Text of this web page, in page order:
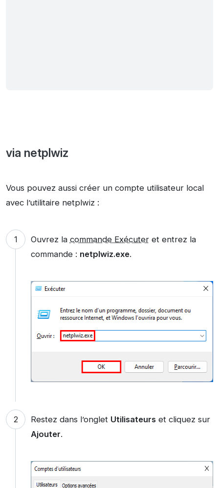
via netplwiz
Vous pouvez aussi créer un compte utilisateur local
avec l’utilitaire netplwiz :
Ouvrez la commande Exécuteret entrez la
commande : netplwiz.exe.
Restez dans l’onglet Utilisateurset cliquez sur
Ajouter.